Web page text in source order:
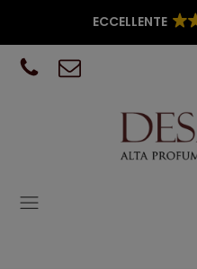
ECCELLENTE